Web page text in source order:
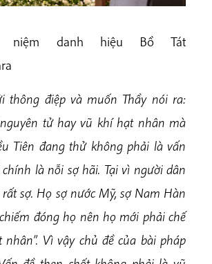
niệm danh hiệu Bồ Tát
thông điệp và muốn Thầy nói ra:
tử hay vũ khí hạt nhân mà
Tiên đang thử không phải là vấn
là nỗi sợ hãi. Tại vì người dân
rất sợ. Họ sợ nước Mỹ, sợ Nam Hàn
đóng họ nên họ mới phải chế
Vì vậy chủ đề của bài pháp